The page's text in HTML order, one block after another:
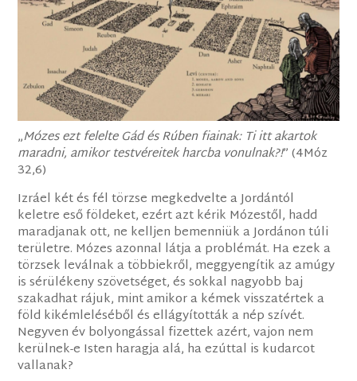
„Mózes ezt felelte Gád és Rúben fiainak: Ti itt akartok
maradni, amikor testvéreitek harcba vonulnak?!” (4Móz
32,6)
Izráel két és fél törzse megkedvelte a Jordántól
keletre eső földeket, ezért azt kérik Mózestől, hadd
maradjanak ott, ne kelljen bemenniük a Jordánon túli
területre. Mózes azonnal látja a problémát. Ha ezek a
törzsek leválnak a többiekről, meggyengítik az amúgy
is sérülékeny szövetséget, és sokkal nagyobb baj
szakadhat rájuk, mint amikor a kémek visszatértek a
föld kikémleléséből és ellágyították a nép szívét.
Negyven év bolyongással fizettek azért, vajon nem
kerülnek-e Isten haragja alá, ha ezúttal is kudarcot
vallanak?